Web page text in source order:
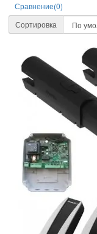
Сравнение(0)
Сортировка